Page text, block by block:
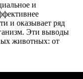
и
и оказывает ряд
Эти выводы
животных: от